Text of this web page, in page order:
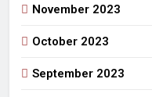
November 2023
October 2023
September 2023